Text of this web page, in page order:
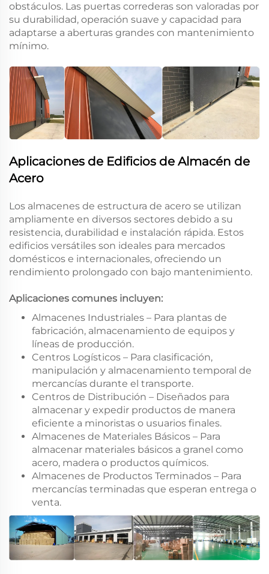
obstáculos. Las puertas correderas son valoradas por
su durabilidad, operación suave y capacidad para
adaptarse a aberturas grandes con mantenimiento
mínimo.
Aplicaciones de Edificios de Almacén de
Acero
Los almacenes de estructura de acero se utilizan
ampliamente en diversos sectores debido a su
resistencia, durabilidad e instalación rápida. Estos
edificios versátiles son ideales para mercados
domésticos e internacionales, ofreciendo un
rendimiento prolongado con bajo mantenimiento.
Aplicaciones comunes incluyen:
Almacenes Industriales – Para plantas de
fabricación, almacenamiento de equipos y
líneas de producción.
Centros Logísticos – Para clasificación,
manipulación y almacenamiento temporal de
mercancías durante el transporte.
Centros de Distribución – Diseñados para
almacenar y expedir productos de manera
eficiente a minoristas o usuarios finales.
Almacenes de Materiales Básicos – Para
almacenar materiales básicos a granel como
acero, madera o productos químicos.
Almacenes de Productos Terminados – Para
mercancías terminadas que esperan entrega o
venta.